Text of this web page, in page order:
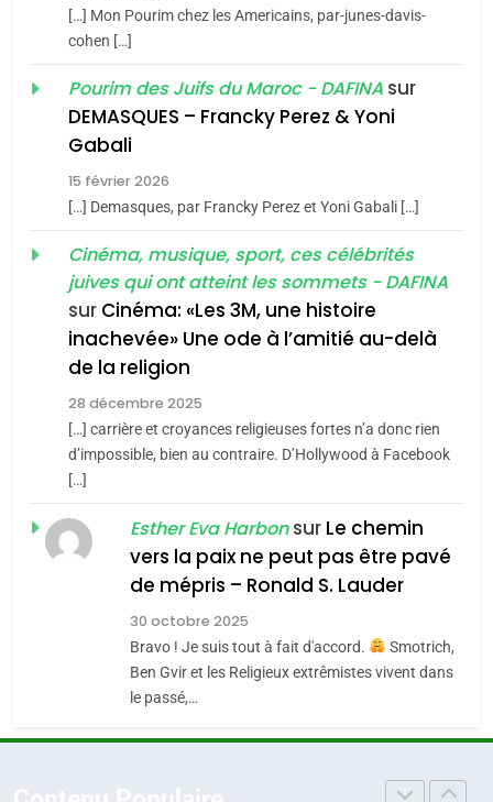
«Tu dis génocide, je dis
guerre»: La nouvelle
Tout sur la Nostalgie
SOUVENIRS
l’alliance pourrait
s’étendre à 13 pays
d’Amérique latine
ISRAÉL JUDAISME
2025, l’année la plus
meurtrière selon le
rapport d’ADL contre
l’antisémitisme
FRANCE ISRAÉL
FIÈRE, DIGNE ET RÉSILIENTE :
POURQUOI JE REVENDIQUE
[…] Mon Pourim chez les Americains, par-junes-davis-
cohen […]
Pourim des Juifs du Maroc - DAFINA sur
DEMASQUES – Francky Perez & Yoni
Gabali
15 février 2026
[…] Demasques, par Francky Perez et Yoni Gabali […]
Cinéma, musique, sport, ces célébrités
juives qui ont atteint les sommets - DAFINA
sur Cinéma: «Les 3M, une histoire
inachevée» Une ode à l’amitié au-delà
de la religion
28 décembre 2025
[…] carrière et croyances religieuses fortes n’a donc rien
d’impossible, bien au contraire. D’Hollywood à Facebook
[…]
Esther Eva Harbonsur Le chemin
vers la paix ne peut pas être pavé
de mépris – Ronald S. Lauder
30 octobre 2025
Bravo ! Je suis tout à fait d'accord.
Smotrich,
Ben Gvir et les Religieux extrêmistes vivent dans
le passé,…
2025, l’année la plus
d’ADL contre
l’antisémitisme
FRANCE ISRAÉL
POURQUOI JE REVENDIQUE
Zrihen-Dvir
CE QUI NOUS MANQUE –
Jacques Hadida
JUDAISME
Maroc : Les amandes de
Azilal consacrés produits
du terroir
DAFINA MAROC
Oeil ravageur – Vanessa De
Loya Stauber
CINEMA ISRAÉL
«Tu dis génocide, je dis
guerre»: La nouvelle